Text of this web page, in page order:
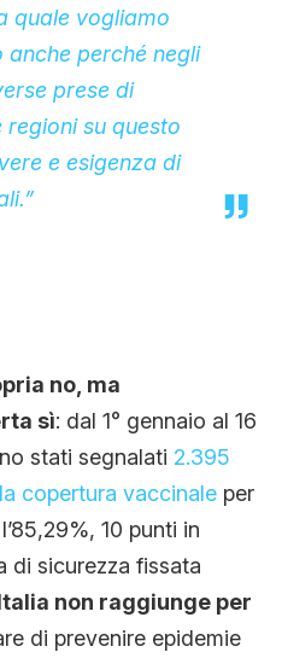
quale vogliamo
perché negli
prese di
su questo
e esigenza di
no, ma
sì: dal 1° gennaio al 16
stati segnalati 2.395
la copertura vaccinale per
10 punti in
di sicurezza fissata
non raggiunge per
di prevenire epidemie